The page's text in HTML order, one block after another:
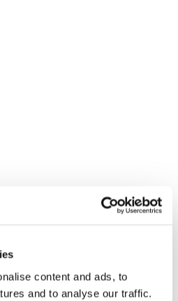
content and ads, to
and to analyse our traffic.